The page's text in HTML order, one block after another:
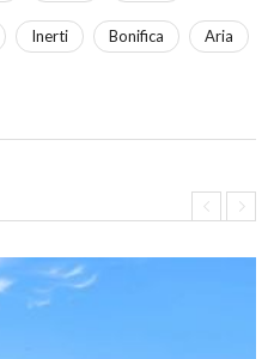
Inerti Bonifica Aria